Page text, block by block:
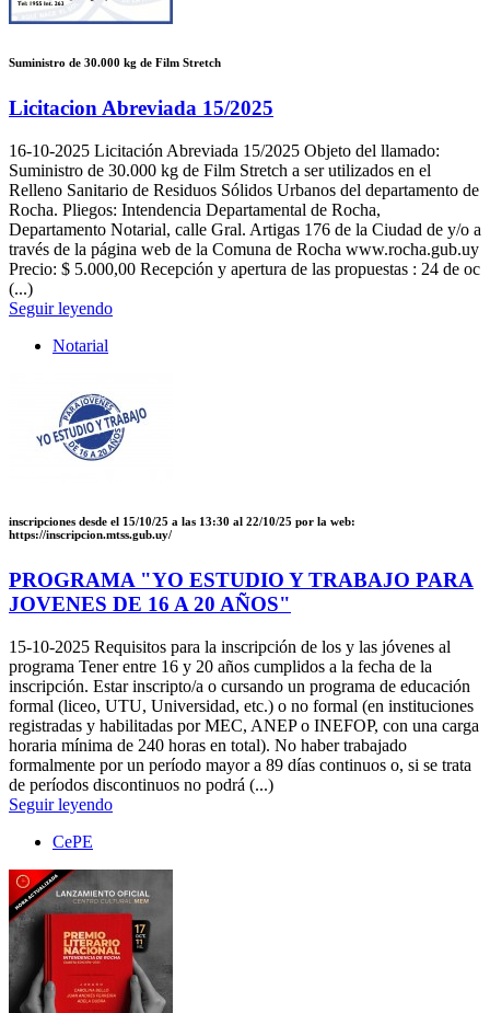
Suministro de 30.000 kg de Film Stretch
Licitacion Abreviada 15/2025
16-10-2025 Licitación Abreviada 15/2025 Objeto del llamado:
Suministro de 30.000 kg de Film Stretch a ser utilizados en el
Relleno Sanitario de Residuos Sólidos Urbanos del departamento de
Rocha. Pliegos: Intendencia Departamental de Rocha,
Departamento Notarial, calle Gral. Artigas 176 de la Ciudad de y/o a
través de la página web de la Comuna de Rocha www.rocha.gub.uy
Precio: $ 5.000,00 Recepción y apertura de las propuestas : 24 de oc
(...)
Seguir leyendo
Notarial
inscripciones desde el 15/10/25 a las 13:30 al 22/10/25 por la web:
https://inscripcion.mtss.gub.uy/
PROGRAMA "YO ESTUDIO Y TRABAJO PARA
JOVENES DE 16 A 20 AÑOS"
15-10-2025 Requisitos para la inscripción de los y las jóvenes al
programa Tener entre 16 y 20 años cumplidos a la fecha de la
inscripción. Estar inscripto/a o cursando un programa de educación
formal (liceo, UTU, Universidad, etc.) o no formal (en instituciones
registradas y habilitadas por MEC, ANEP o INEFOP, con una carga
horaria mínima de 240 horas en total). No haber trabajado
formalmente por un período mayor a 89 días continuos o, si se trata
de períodos discontinuos no podrá (...)
Seguir leyendo
CePE